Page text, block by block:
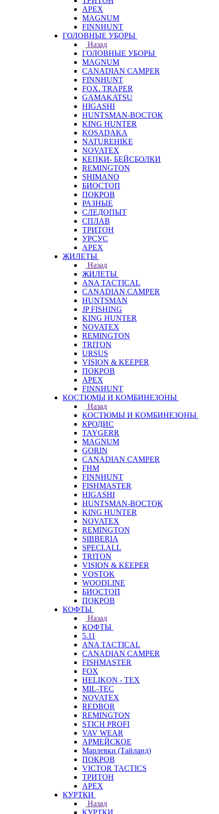
APEX
MAGNUM
FINNHUNT
ГОЛОВНЫЕ УБОРЫ
Назад
ГОЛОВНЫЕ УБОРЫ
MAGNUM
CANADIAN CAMPER
FINNHUNT
FOX. TRAPER
GAMAKATSU
HIGASHI
HUNTSMAN-ВОСТОК
KING HUNTER
KOSADAKA
NATUREHIKE
NOVATEX
КЕПКИ- БЕЙСБОЛКИ
REMINGTON
SHIMANO
БИОСТОП
ПОКРОВ
РАЗНЫЕ
СЛЕДОПЫТ
СПЛАВ
ТРИТОН
УРСУС
APEX
ЖИЛЕТЫ
Назад
ЖИЛЕТЫ
ANA TACTICAL
CANADIAN CAMPER
HUNTSMAN
JP FISHING
KING HUNTER
NOVATEX
REMINGTON
TRITON
URSUS
VISION & KEEPER
ПОКРОВ
APEX
FINNHUNT
КОСТЮМЫ И КОМБИНЕЗОНЫ
Назад
КОСТЮМЫ И КОМБИНЕЗОНЫ
КРОДИС
TAYGERR
MAGNUM
GORIN
CANADIAN CAMPER
FHM
FINNHUNT
FISHMASTER
HIGASHI
HUNTSMAN-ВОСТОК
KING HUNTER
NOVATEX
REMINGTON
SIBBERIA
SPECI.ALL
TRITON
VISION & KEEPER
VOSTOK
WOODLINE
БИОСТОП
ПОКРОВ
КОФТЫ
Назад
КОФТЫ
5.11
ANA TACTICAL
CANADIAN CAMPER
FISHMASTER
FOX
HELIKON - TEX
MIL-TEC
NOVATEX
REDBOR
REMINGTON
STICH PROFI
VAV WEAR
АРМЕЙСКОЕ
Марлевки (Тайланд)
ПОКРОВ
VICTOR TACTICS
ТРИТОН
APEX
КУРТКИ
Назад
КУРТКИ